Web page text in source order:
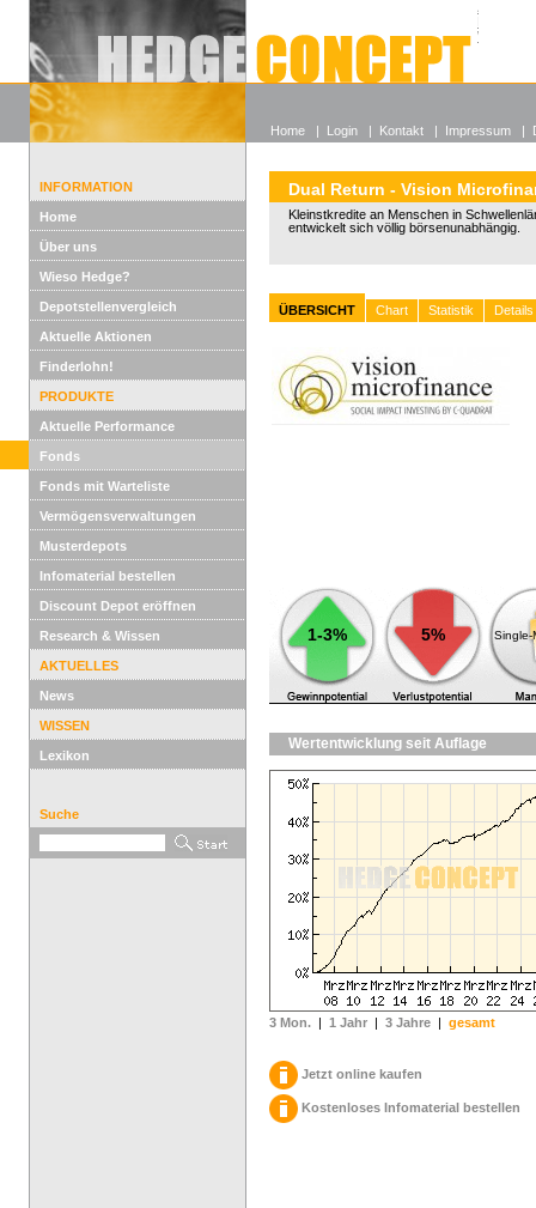
Alle
Wieso
INFORMATION
Home
Über uns
Wieso Hedge?
Depotstellenvergleich
Aktuelle Aktionen
Finderlohn!
PRODUKTE
Aktuelle Performance
Fonds
Fonds mit Warteliste
Vermögensverwaltungen
Musterdepots
Infomaterial bestellen
Discount Depot eröffnen
Research & Wissen
AKTUELLES
News
WISSEN
Lexikon
Suche
Dual Return - Vision
Kleinstkredite an Menschen in
entwickelt sich völlig börsenunabhängig.
ÜBERSICHT Chart Statistik Details
1-3% 5% Single-
Wertentwicklung seit Auflage
3 Mon. | 1 Jahr | 3 Jahre | gesamt
Jetzt online kaufen
Kostenloses Infomaterial bestellen
Home | Login | Kontakt | Impressum |